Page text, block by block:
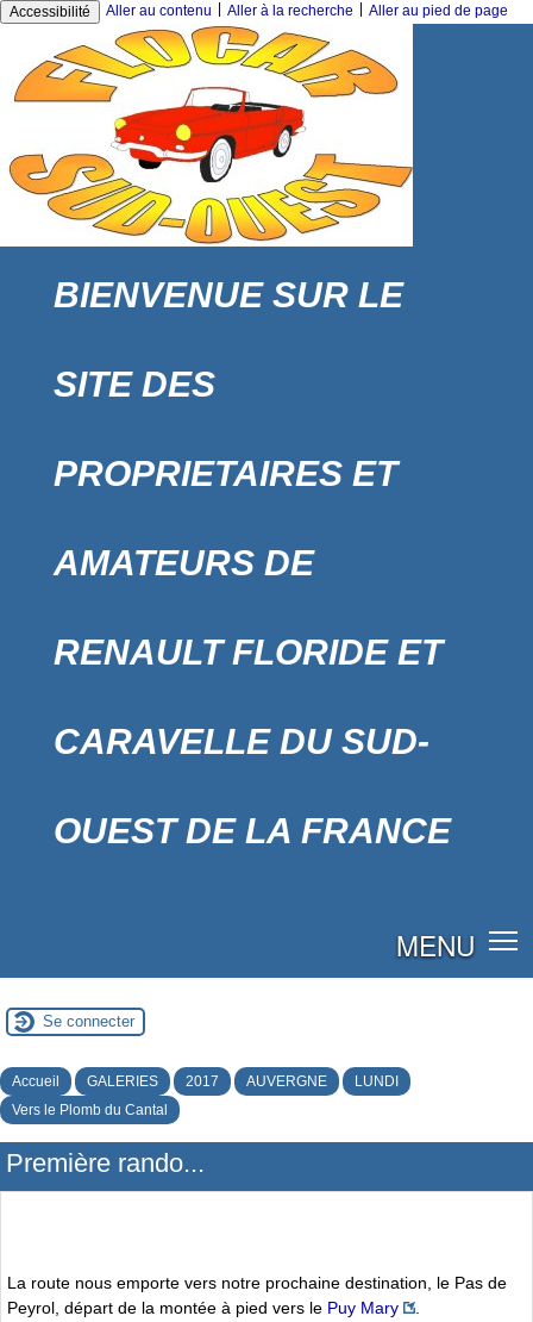
Accessibilité Aller au contenu Aller à la recherche Aller au pied de page
BIENVENUE SUR LE
SITE DES
PROPRIETAIRES ET
AMATEURS DE
RENAULT FLORIDE ET
CARAVELLE DU SUD-
OUEST DE LA FRANCE
MENU
Se connecter
Accueil GALERIES 2017 AUVERGNE
LUNDI
Vers le Plomb du Cantal
Première rando...
La route nous emporte vers notre prochaine destination, le Pas de
Peyrol, départ de la montée à pied vers le Puy Mary
.